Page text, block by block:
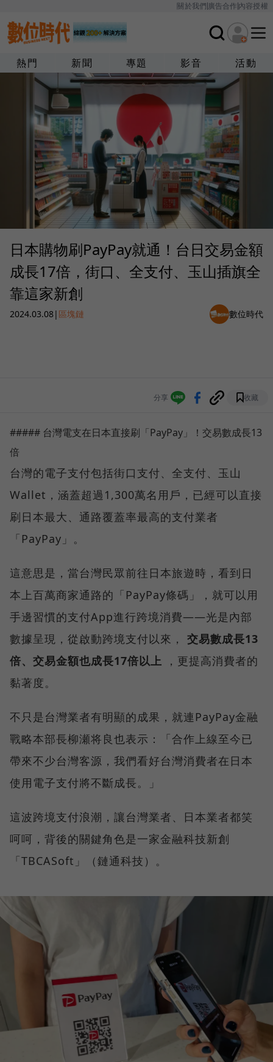
關於我們廣告合作內容授權
熱門 新聞 專題 影音 活動
日本購物刷PayPay就通！台日交易金額
成長17倍，街口、全支付、玉山插旗全
靠這家新創
2024.03.08| 區塊鏈 數位時代
分享 收藏
##### 台灣電支在日本直接刷「PayPay」！交易數成長13
倍
台灣的電子支付包括街口支付、全支付、玉山
Wallet，涵蓋超過1,300萬名用戶，已經可以直接
刷日本最大、通路覆蓋率最高的支付業者
「PayPay」。
這意思是，當台灣民眾前往日本旅遊時，看到日
本上百萬商家通路的「PayPay條碼」，就可以用
手邊習慣的支付App進行跨境消費——光是內部
數據呈現，從啟動跨境支付以來， 交易數成長13
倍、交易金額也成長17倍以上 ，更提高消費者的
黏著度。
不只是台灣業者有明顯的成果，就連PayPay金融
戰略本部長柳瀬将良也表示：「合作上線至今已
帶來不少台灣客源，我們看好台灣消費者在日本
使用電子支付將不斷成長。」
這波跨境支付浪潮，讓台灣業者、日本業者都笑
呵呵，背後的關鍵角色是一家金融科技新創
「TBCASoft」（鏈通科技）。